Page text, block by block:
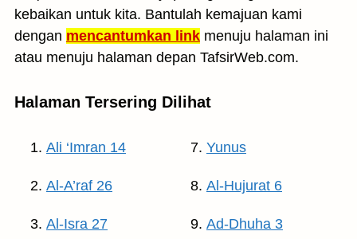
kebaikan untuk kita. Bantulah kemajuan kami
dengan mencantumkan link menuju halaman ini
atau menuju halaman depan TafsirWeb.com.
Halaman Tersering Dilihat
Ali ‘Imran 14
Al-A’raf 26
Al-Isra 27
Yunus
Al-Hujurat 6
Ad-Dhuha 3